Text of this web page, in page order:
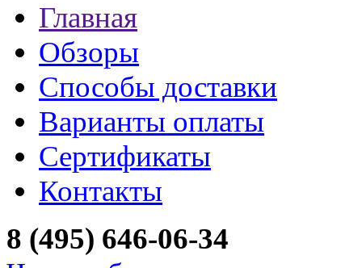
Главная
Обзоры
Способы доставки
Варианты оплаты
Сертификаты
Контакты
8 (495) 646-06-34